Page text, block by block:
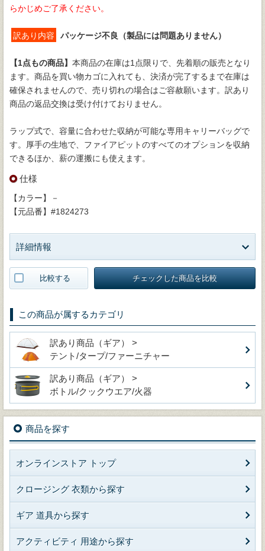
らかじめご了承ください。
訳あり内容 パッケージ不良（製品には問題ありません）
【1点もの商品】 本商品の在庫は1点限りで、先着順の販売となり
ます。商品を買い物カゴに入れても、決済が完了するまで在庫は
確保されませんので、売り切れの場合はご容赦願います。訳あり
商品の返品交換は受け付けておりません。
ラップ式で、容量に合わせた収納が可能な専用キャリーバッグで
す。厚手の生地で、ファイアピットのすべてのオプションを収納
できるほか、薪の運搬にも使えます。
仕様
【カラー】－
【元品番】#1824273
詳細情報
比較する チェックした商品を比較
この商品が属するカテゴリ
訳あり商品（ギア） >
テント/タープ/ファーニチャー
訳あり商品（ギア） >
ボトル/クックウエア/火器
商品を探す
オンラインストア トップ
クロージング 衣類から探す
ギア 道具から探す
アクティビティ 用途から探す